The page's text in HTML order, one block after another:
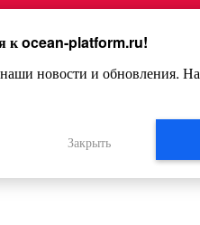
и упала в
там увидела,
кocean-platform.ru!
новости и обновления.
Закрыть